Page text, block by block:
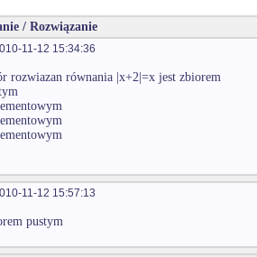
/ Rozwiązanie
11-12 15:34:36
rozwiazan równania |x+2|=x jest zbiorem
11-12 15:57:13
pustym